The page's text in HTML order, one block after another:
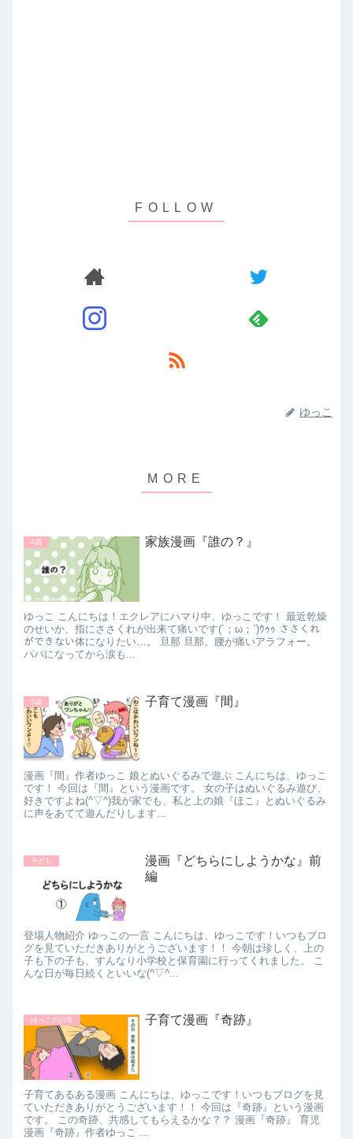
ゆっこ
4歳 家族漫画『誰の？』
ゆっこ こんにちは！エクレアにハマり中、ゆっこです！ 最近乾燥
のせいか、指にささくれが出来て痛いです(´；ω；`)ｳｩｩ ささくれ
ができない体になりたい…。 旦那 旦那。腰が痛いアラフォー。
パパになってから涙も...
5歳 子育て漫画『間』
漫画『間』作者ゆっこ 娘とぬいぐるみで遊ぶ こんにちは、ゆっこ
です！ 今回は『間』という漫画です。 女の子はぬいぐるみ遊び、
好きですよね(^▽^)我が家でも、私と上の娘『ほこ』とぬいぐるみ
に声をあてて遊んだりします...
子ども
漫画『どちらにしようかな』前
編
登場人物紹介 ゆっこの一言 こんにちは、ゆっこです！いつもブロ
グを見ていただきありがとうございます！！ 今朝は珍しく、上の
子も下の子も、すんなり小学校と保育園に行ってくれました。 こ
んな日が毎日続くといいな(^▽^...
ゆっこの日常 子育て漫画『奇跡』
子育てあるある漫画 こんにちは、ゆっこです！いつもブログを見
ていただきありがとうございます！！ 今回は『奇跡』という漫画
です。 この奇跡、共感してもらえるかな？？ 漫画『奇跡』 育児
漫画『奇跡』作者ゆっこ ...